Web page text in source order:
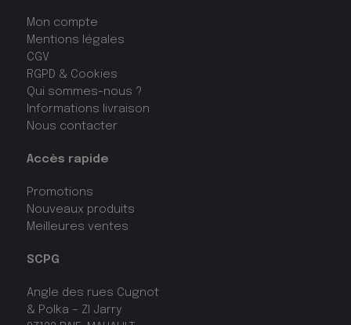
Mon compte
Mentions légales
CGV
RGPD & Cookies
Qui sommes-nous ?
Informations livraison
Nous contacter
Accès rapide
Promotions
Nouveaux produits
Meilleures ventes
SCPG
Angle des rues Cugnot
& Polka – ZI Jarry